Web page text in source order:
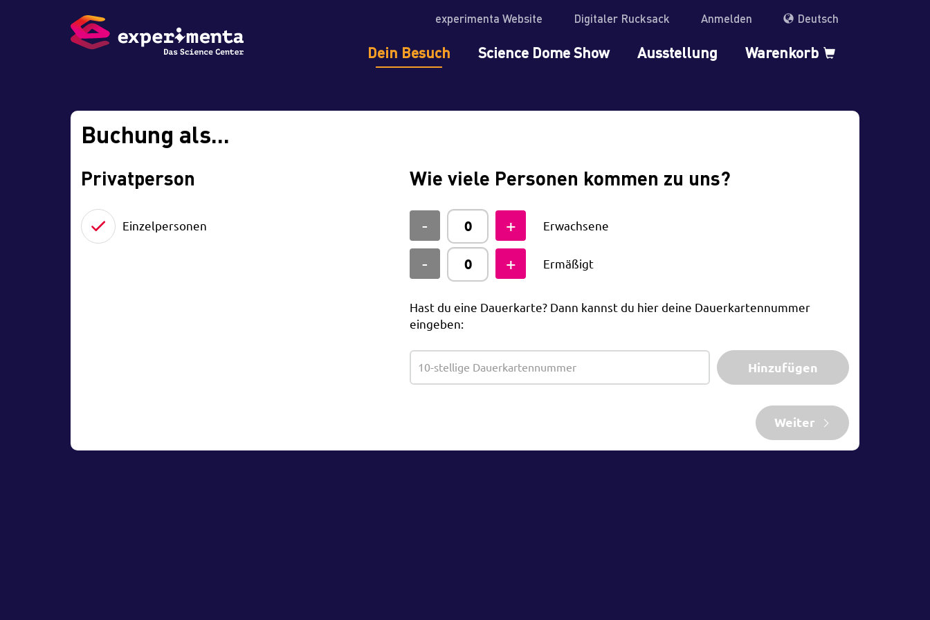
experimenta Website Digitaler Rucksack Anmelden Deutsch
Dein Besuch Science Dome Show Ausstellung Warenkorb
Buchung als...
Privatperson
Einzelpersonen
Wie viele Personen kommen zu uns?
Erwachsene
Ermäßigt
Hast du eine Dauerkarte? Dann kannst du hier deine Dauerkartennummer
eingeben:
Hinzufügen
Weiter